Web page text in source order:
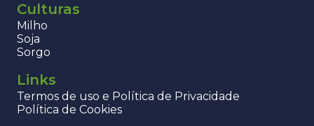
Culturas
Milho
Soja
Sorgo
Links
Termos de uso e Política de Privacidade
Política de Cookies